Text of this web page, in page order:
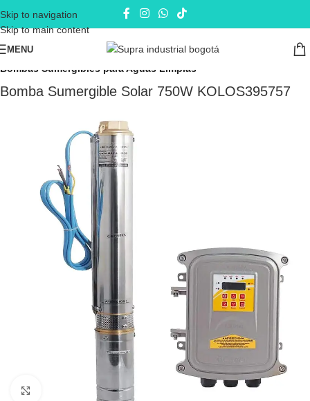
Skip to navigation
Skip to main content
MENU
Inicio Electrobombas - bombas eléctricas Bombas Sumergibles
Bombas Sumergibles para Aguas Limpias
Bomba Sumergible Solar 750W KOLOS395757
Click to enlarge